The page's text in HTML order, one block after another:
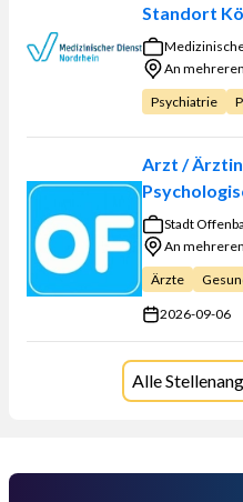
Standort
An
Psychiatrie
Arzt /
Stadt
An
Ärzte
2026-09-06
Alle